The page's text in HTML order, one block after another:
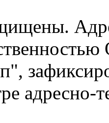
адресно-